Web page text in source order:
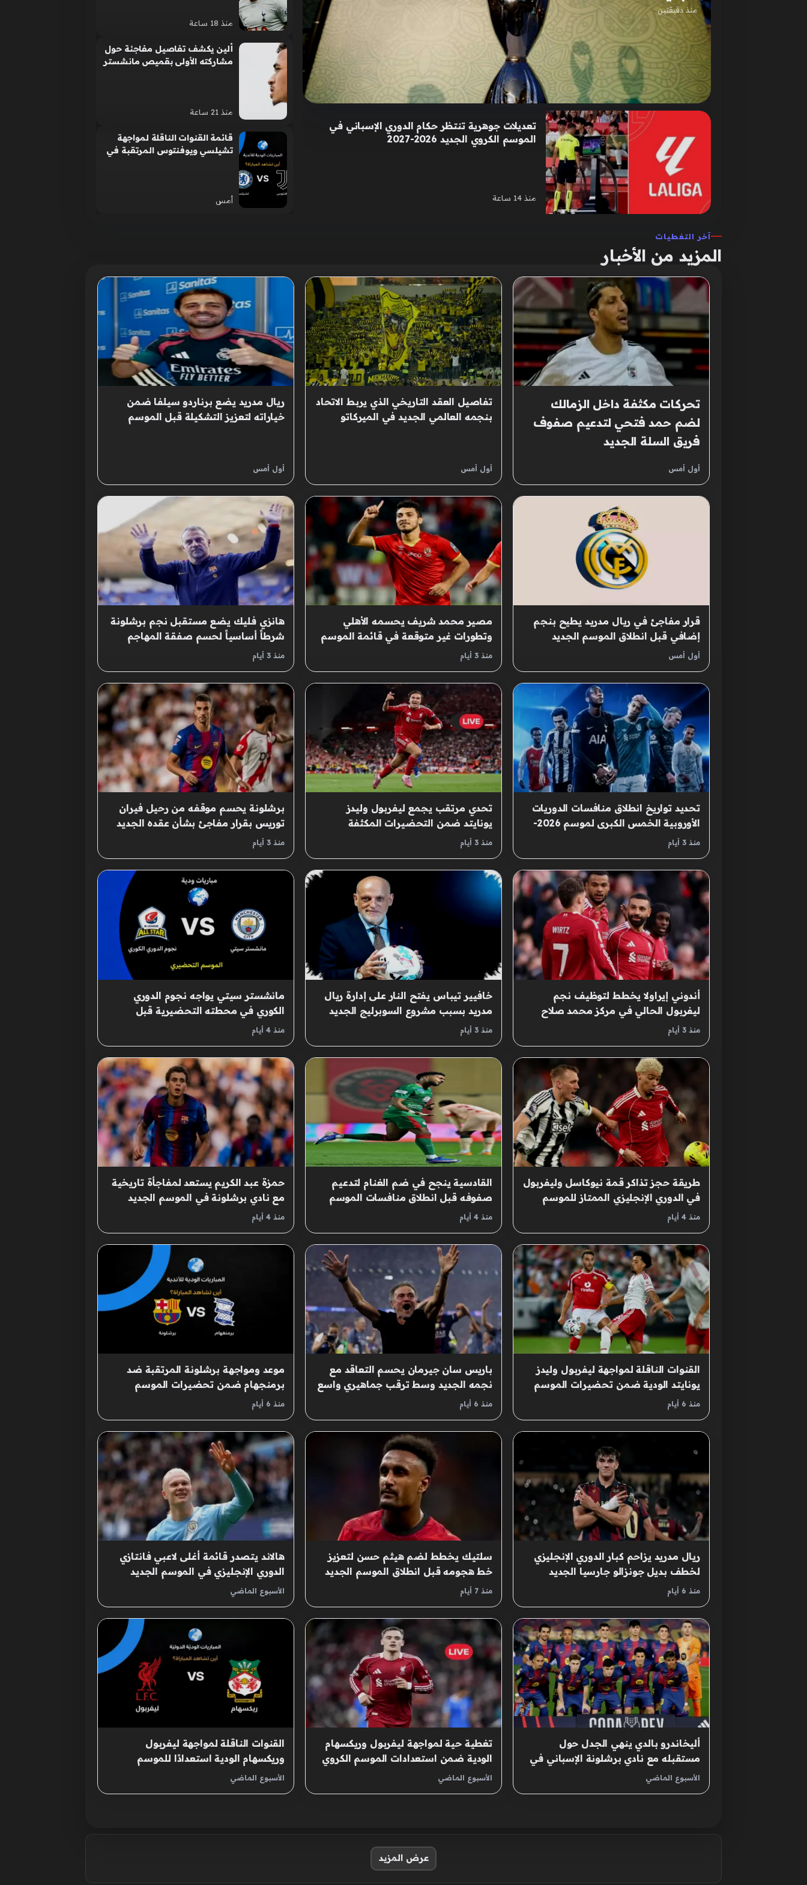
منذ دقيقتين
تعديلات جوهرية تنتظر حكام الدوري الإسباني في
الموسم الكروي الجديد 2026-2027
منذ 14 ساعة
منذ 18 ساعة
ألين يكشف تفاصيل مفاجئة حول
مشاركته الأولى بقميص مانشستر
منذ 21 ساعة
قائمة القنوات الناقلة لمواجهة
تشيلسي ويوفنتوس المرتقبة في
أمس
آخر التغطيات
المزيد من الأخبار
تحركات مكثفة داخل الزمالك
لضم حمد فتحي لتدعيم صفوف
فريق السلة الجديد
أول أمس
تفاصيل العقد التاريخي الذي يربط الاتحاد
بنجمه العالمي الجديد في الميركاتو
أول أمس
ريال مدريد يضع برناردو سيلفا ضمن
خياراته لتعزيز التشكيلة قبل الموسم
أول أمس
قرار مفاجئ في ريال مدريد يطيح بنجم
إضافي قبل انطلاق الموسم الجديد
أول أمس
مصير محمد شريف يحسمه الأهلي
وتطورات غير متوقعة في قائمة الموسم
الجديدمنذ 3 أيام
هانزي فليك يضع مستقبل نجم برشلونة
شرطاً أساسياً لحسم صفقة المهاجم
الجديدمنذ 3 أيام
تحديد تواريخ انطلاق منافسات الدوريات
الأوروبية الخمس الكبرى لموسم 2026-
2027 الجديدمنذ 3 أيام
تحدي مرتقب يجمع ليفربول وليدز
يونايتد ضمن التحضيرات المكثفة
لانطلاق الموسم الكروي الجديدمنذ 3 أيام
برشلونة يحسم موقفه من رحيل فيران
توريس بقرار مفاجئ بشأن عقده الجديد
منذ 3 أيام
أندوني إيراولا يخطط لتوظيف نجم
ليفربول الحالي في مركز محمد صلاح
الجديدمنذ 3 أيام
خافيير تيباس يفتح النار على إدارة ريال
مدريد بسبب مشروع السوبرليج الجديد
منذ 3 أيام
مانشستر سيتي يواجه نجوم الدوري
الكوري في محطته التحضيرية قبل
انطلاق الموسم الجديدمنذ 4 أيام
طريقة حجز تذاكر قمة نيوكاسل وليفربول
في الدوري الإنجليزي الممتاز للموسم
الجديدمنذ 4 أيام
القادسية ينجح في ضم الغنام لتدعيم
صفوفه قبل انطلاق منافسات الموسم
الجديدمنذ 4 أيام
حمزة عبد الكريم يستعد لمفاجأة تاريخية
مع نادي برشلونة في الموسم الجديد
منذ 4 أيام
القنوات الناقلة لمواجهة ليفربول وليدز
يونايتد الودية ضمن تحضيرات الموسم
الجديدمنذ 6 أيام
باريس سان جيرمان يحسم التعاقد مع
نجمه الجديد وسط ترقب جماهيري واسع
منذ 6 أيام
موعد ومواجهة برشلونة المرتقبة ضد
برمنجهام ضمن تحضيرات الموسم
الكروي الجديدمنذ 6 أيام
ريال مدريد يزاحم كبار الدوري الإنجليزي
لخطف بديل جونزالو جارسيا الجديد
منذ 6 أيام
سلتيك يخطط لضم هيثم حسن لتعزيز
خط هجومه قبل انطلاق الموسم الجديد
منذ 7 أيام
هالاند يتصدر قائمة أغلى لاعبي فانتازي
الدوري الإنجليزي في الموسم الجديد
الأسبوع الماضي
أليخاندرو بالدي ينهي الجدل حول
مستقبله مع نادي برشلونة الإسباني في
الموسم الجديد
الأسبوع الماضي
تغطية حية لمواجهة ليفربول وريكسهام
الودية ضمن استعدادات الموسم الكروي
الجديد
الأسبوع الماضي
القنوات الناقلة لمواجهة ليفربول
وريكسهام الودية استعدادًا للموسم
الكروي الجديد
الأسبوع الماضي
عرض المزيد